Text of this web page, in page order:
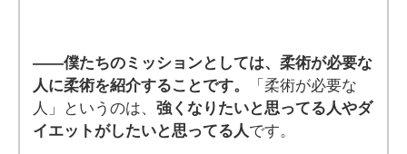
——僕たちのミッションとしては、柔術が必要な
人に柔術を紹介することです。
「柔術が必要な
人」というのは、強くなりたいと思ってる人やダ
イエットがしたいと思ってる人 です。